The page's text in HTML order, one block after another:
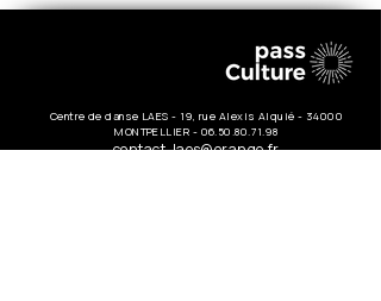
Centre de danse LAES - 19, rue Alexis Alquié - 34000
MONTPELLIER - 06.50.80.71.98
contact-laes@orange.fr